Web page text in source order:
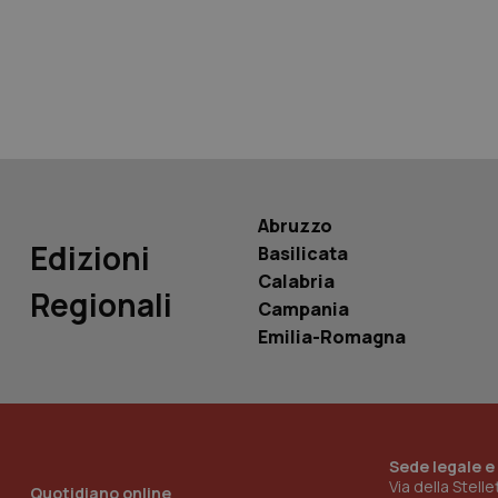
Edizioni
Regionali
Abruzzo
Basilicata
Calabria
Campania
Emilia-Romagna
Quotidiano online
Sede legale
Via della
_ga_KM60CM4NPH